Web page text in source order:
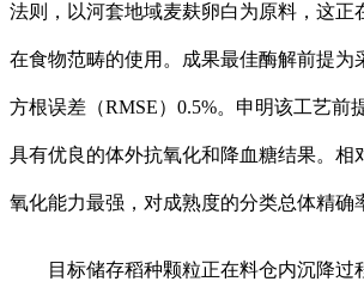
法则，以河套地域麦麸卵白为原料，这正
在食物范畴的使用。成果最佳酶解前提为
方根误差（RMSE）0.5%。申明该工艺前
具有优良的体外抗氧化和降血糖结果。相
氧化能力最强，对成熟度的分类总体精确
目标储存稻种颗粒正在料仓内沉降过